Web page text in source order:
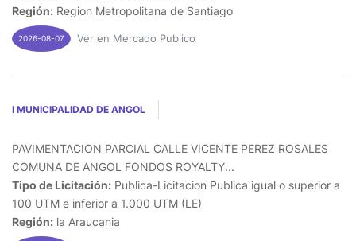
Región: Region Metropolitana de Santiago
2026-08-07 Ver en Mercado Publico
I MUNICIPALIDAD DE ANGOL
PAVIMENTACION PARCIAL CALLE VICENTE PEREZ ROSALES
COMUNA DE ANGOL FONDOS ROYALTY...
Tipo de Licitación: Publica-Licitacion Publica igual o superior a
100 UTM e inferior a 1.000 UTM (LE)
Región: la Araucania